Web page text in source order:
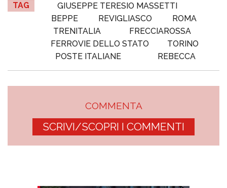
TAG
GIUSEPPE TERESIO MASSETTI
BEPPE
REVIGLIASCO
ROMA
TRENITALIA
FRECCIAROSSA
FERROVIE DELLO STATO
TORINO
POSTE ITALIANE
REBECCA
COMMENTA
SCRIVI/SCOPRI I COMMENTI